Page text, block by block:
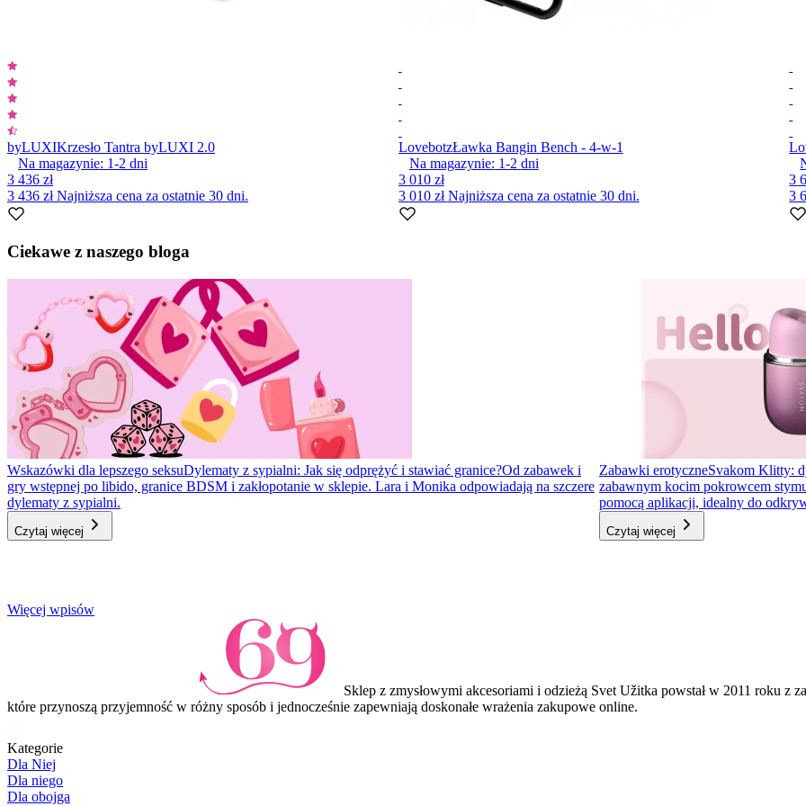
byLUXIKrzesło Tantra byLUXI 2.0
Na magazynie: 1-2 dni
3 436 zł
3 436 złNajniższa cena za ostatnie 30 dni.
LovebotzŁawka Bangin Bench - 4-w-1
Na magazynie: 1-2 dni
3 010 zł
3 010 złNajniższa cena za ostatnie 30 dni.
3
3
1
10
Ciekawe z naszego bloga
Wskazówki dla lepszego seksuDylematy z sypialni: Jak się odprężyć i stawiać granice?Od zabawek i
gry wstępnej po libido, granice BDSM i zakłopotanie w sklepie. Lara i Monika odpowiadają na szczere
dylematy z sypialni.
Czytaj więcej
Zabawki erotyczneSvakom Klitty:
zabawnym kocim pokrowcem
pomocą aplikacji, idealny do
Czytaj więcej
Item
Więcej wpisów
Sklep z zmysłowymi akcesoriami i odzieżą Svet Užitka powstał w 2011 roku z
które przynoszą przyjemność w różny sposób i jednocześnie zapewniają doskonałe wrażenia zakupowe online.
Kategorie
Dla Niej
Dla niego
Dla obojga